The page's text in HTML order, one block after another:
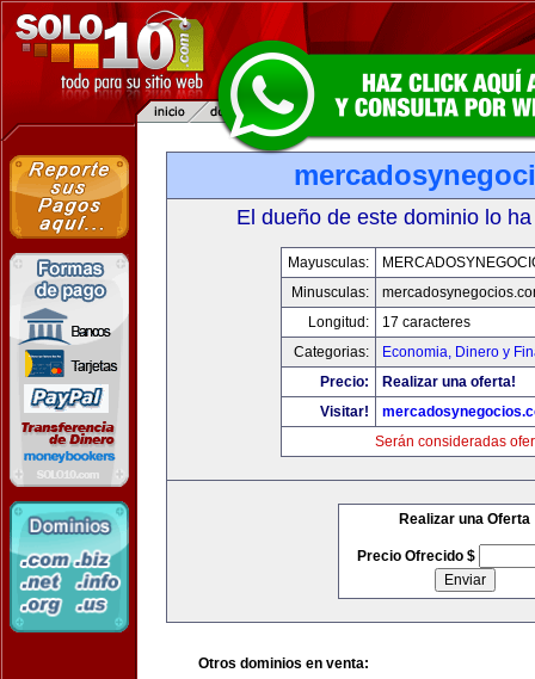
El dueño de este dominio lo
Mayusculas:
Minusculas:
Longitud:
17 caracteres
Categorias:
Economia, Dinero y
Precio:
Realizar una oferta!
Visitar!
Serán consideradas
Realizar una Oferta
Precio Ofrecido $
Otros dominios en venta: